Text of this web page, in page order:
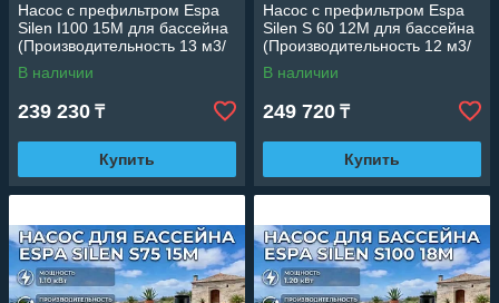
Насос c префильтром Espa
Silen I100 15M для бассейна
(Производительность 13 м3/
ч, мощность: 0,85 кВт,
подключение 220В)
В наличии
239 230 ₸
Купить
Насос c префильтром Espa
Silen S 60 12M для бассейна
(Производительность 12 м3/
ч, мощность: 0,80 кВт,
подключение 220В)
В наличии
249 720 ₸
Купить